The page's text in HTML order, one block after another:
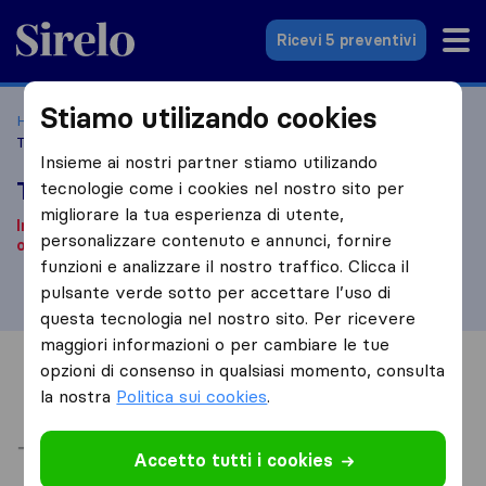
Sirelo.it
Ricevi 5 preventivi
Home Le 10 migliori aziende di traslochi in Italia
Traslochi e Trasporti Ciemme
Traslochi e Trasporti Ciemme
In base alle nostre informazioni, questa ditta non è più
operativa.Stai cercando una ditta di traslochi?Clicca qui
Informazioni Recensioni Rivedi
Stiamo utilizando cookies
Insieme ai nostri partner stiamo utilizando
tecnologie come i cookies nel nostro sito per
migliorare la tua esperienza di utente,
personalizzare contenuto e annunci, fornire
funzioni e analizzare il nostro traffico. Clicca il
pulsante verde sotto per accettare l’uso di
questa tecnologia nel nostro sito. Per ricevere
maggiori informazioni o per cambiare le tue
opzioni di consenso in qualsiasi momento, consulta
la nostra Politica sui cookies.
Accetto tutti i cookies